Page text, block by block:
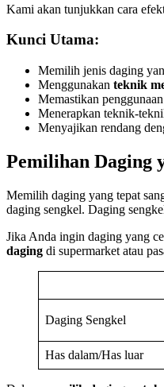
Kami akan tunjukkan cara
Kunci Utama:
Memilih jenis daging
Menggunakan teknik
Memastikan
Menerapkan teknik-
Menyajikan rendang
Pemilihan Daging
Memilih daging yang tepat
daging sengkel. Daging
Jika Anda ingin daging yang
daging di supermarket atau
Daging Sengkel
Has dalam/Has luar